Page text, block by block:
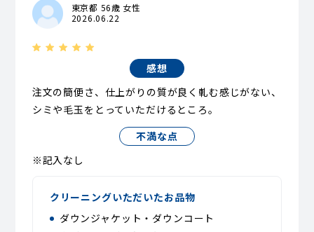
東京都 56歳 女性
2026.06.22
感想
注文の簡便さ、仕上がりの質が良く軋む感じがない、
シミや毛玉をとっていただけるところ。
不満な点
※記入なし
クリーニングいただいたお品物
ダウンジャケット・ダウンコート